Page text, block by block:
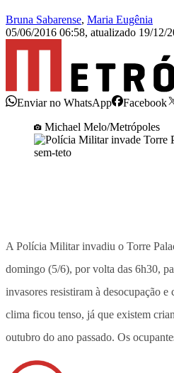
Bruna Sabarense, Maria Eugênia
05/06/2016 06:58, atualizado 19/12/
Enviar no WhatsApp Facebook
Michael Melo/Metrópoles
A Polícia Militar invadiu o Torre
domingo (5/6), por volta das 6h30,
invasores resistiram à desocupação
clima ficou tenso, já que existem
outubro do ano passado. Os